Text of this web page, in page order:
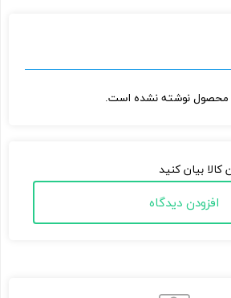
کالا بیان کنید
افزودن دیدگاه
محصول نوشته نشده است.